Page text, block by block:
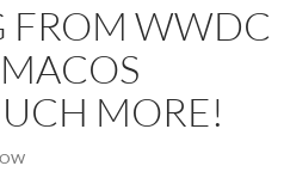
FROM WWDC
MORE!